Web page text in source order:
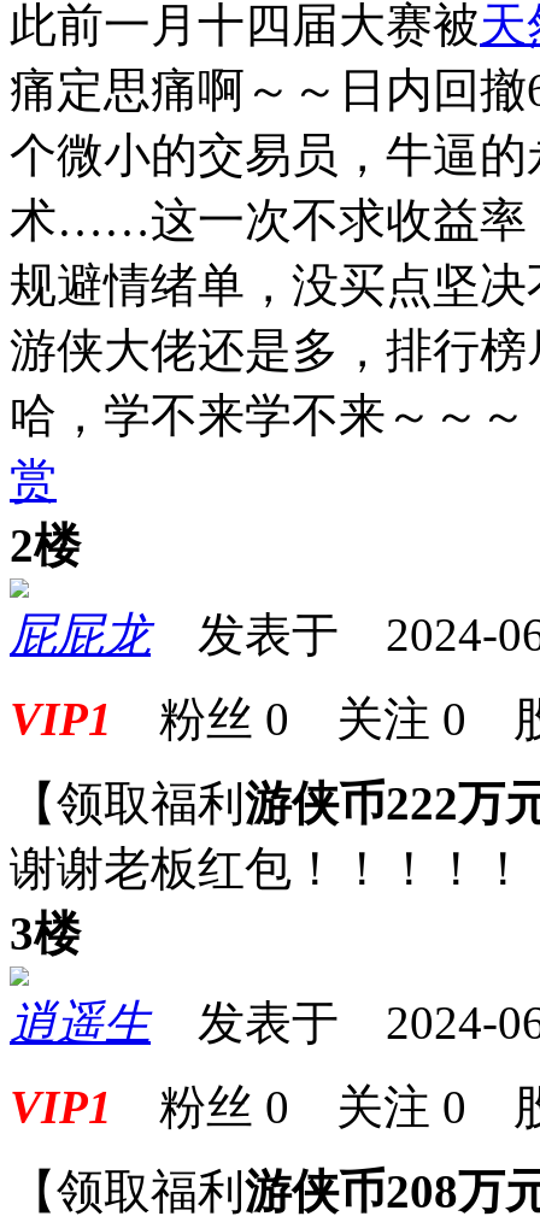
此前一月十四届大赛被天
痛定思痛啊～～日内回
个微小的交易员，牛逼
术……这一次不求收益率
规避情绪单，没买点坚
游侠大佬还是多，排行
哈，学不来学不来～～～
赏
2楼
屁屁龙发表于 2024-
VIP1 粉丝 0 关注 0
【领取福利 游侠币222万
谢谢老板红包！！！！！
3楼
逍遥生发表于 2024-
VIP1 粉丝 0 关注 0
【领取福利 游侠币208万